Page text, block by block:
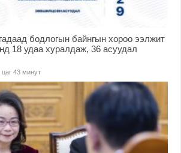
бодлогын байнгын хороо ээлжит
18 удаа хуралдаж, 36 асуудал
43 минут